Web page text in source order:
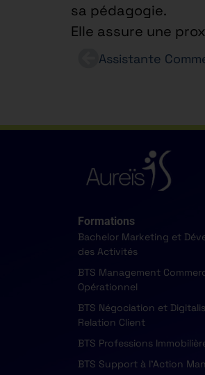
sa pédagogie.
Elle assure une
Assistante
Formations
Bachelor Marketing et
des Activités
BTS Management
Opérationnel
BTS Négociation et
Relation Client
BTS Professions
BTS Support à l'Action